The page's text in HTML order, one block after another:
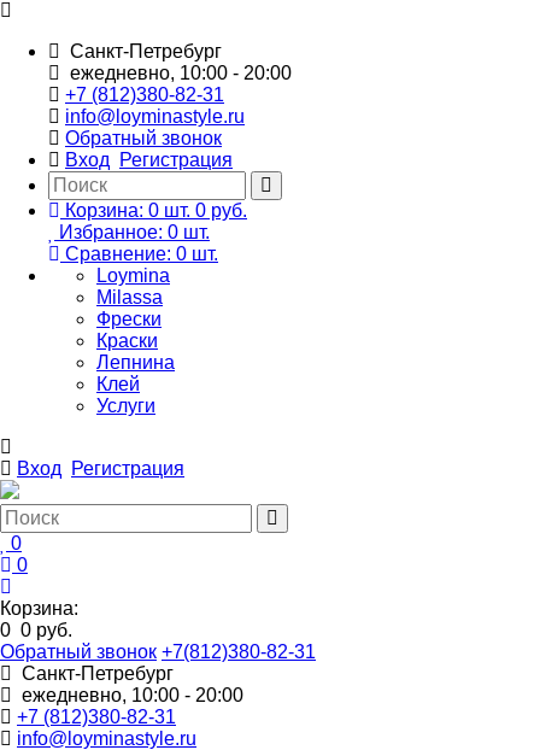
Санкт-Петребург
ежедневно, 10:00 - 20:00
+7 (812)380-82-31
info@loyminastyle.ru
Обратный звонок
Вход
Регистрация
Корзина: 0 шт. 0 руб.
Избранное: 0 шт.
Сравнение: 0 шт.
Loymina
Milassa
Фрески
Краски
Лепнина
Клей
Услуги
Вход Регистрация
0
0
Корзина:
0 0 руб.
Обратный звонок +7(812)380-82-31
Санкт-Петребург
ежедневно, 10:00 - 20:00
+7 (812)380-82-31
info@loyminastyle.ru